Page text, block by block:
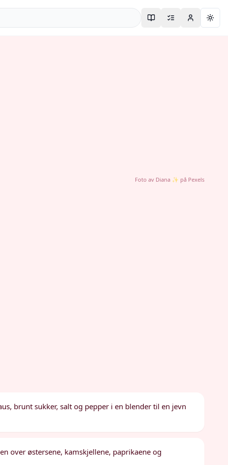
Foto av Diana ✨ på Pexels
brunt sukker, salt og pepper i en blender til en jevn
over østersene, kamskjellene, paprikaene og